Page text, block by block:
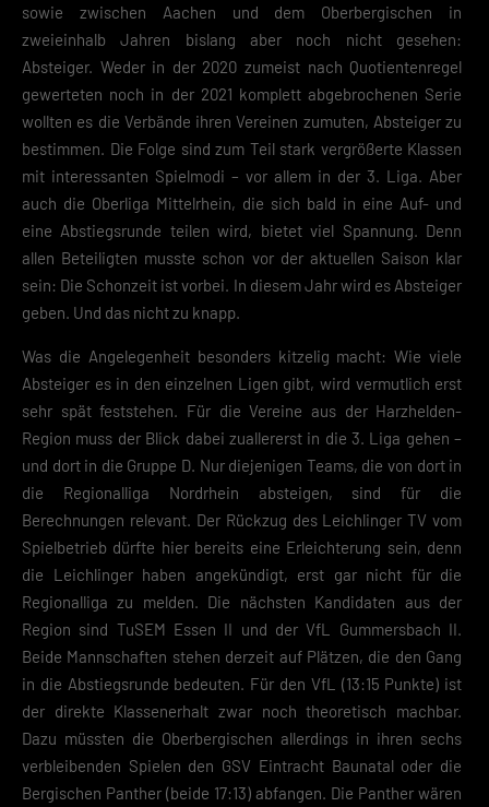
sowie zwischen Aachen und dem Oberbergischen in
zweieinhalb Jahren bislang aber noch nicht gesehen:
Absteiger. Weder in der 2020 zumeist nach Quotientenregel
gewerteten noch in der 2021 komplett abgebrochenen Serie
wollten es die Verbände ihren Vereinen zumuten, Absteiger zu
bestimmen. Die Folge sind zum Teil stark vergrößerte Klassen
mit interessanten Spielmodi – vor allem in der 3. Liga. Aber
auch die Oberliga Mittelrhein, die sich bald in eine Auf- und
eine Abstiegsrunde teilen wird, bietet viel Spannung. Denn
allen Beteiligten musste schon vor der aktuellen Saison klar
sein: Die Schonzeit ist vorbei. In diesem Jahr wird es Absteiger
geben. Und das nicht zu knapp.
Was die Angelegenheit besonders kitzelig macht: Wie viele
Absteiger es in den einzelnen Ligen gibt, wird vermutlich erst
sehr spät feststehen. Für die Vereine aus der Harzhelden-
Region muss der Blick dabei zuallererst in die 3. Liga gehen –
und dort in die Gruppe D. Nur diejenigen Teams, die von dort in
die Regionalliga Nordrhein absteigen, sind für die
Berechnungen relevant. Der Rückzug des Leichlinger TV vom
Spielbetrieb dürfte hier bereits eine Erleichterung sein, denn
die Leichlinger haben angekündigt, erst gar nicht für die
Regionalliga zu melden. Die nächsten Kandidaten aus der
Region sind TuSEM Essen II und der VfL Gummersbach II.
Beide Mannschaften stehen derzeit auf Plätzen, die den Gang
in die Abstiegsrunde bedeuten. Für den VfL (13:15 Punkte) ist
der direkte Klassenerhalt zwar noch theoretisch machbar.
Dazu müssten die Oberbergischen allerdings in ihren sechs
verbleibenden Spielen den GSV Eintracht Baunatal oder die
Bergischen Panther (beide 17:13) abfangen. Die Panther wären